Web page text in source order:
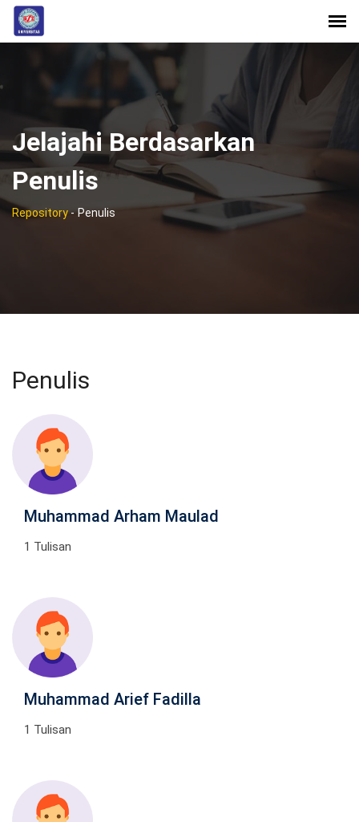
Jelajahi Berdasarkan
Penulis
Repository- Penulis
Penulis
Muhammad Arham Maulad
1 Tulisan
Muhammad Arief Fadilla
1 Tulisan